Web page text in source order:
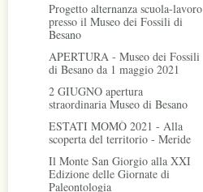
Progetto alternanza scuola-lavoro
presso il Museo dei Fossili di
Besano
APERTURA - Museo dei Fossili
di Besano da 1 maggio 2021
2 GIUGNO apertura
straordinaria Museo di Besano
ESTATI MOMÒ 2021 - Alla
scoperta del territorio - Meride
Il Monte San Giorgio alla XXI
Edizione delle Giornate di
Paleontologia